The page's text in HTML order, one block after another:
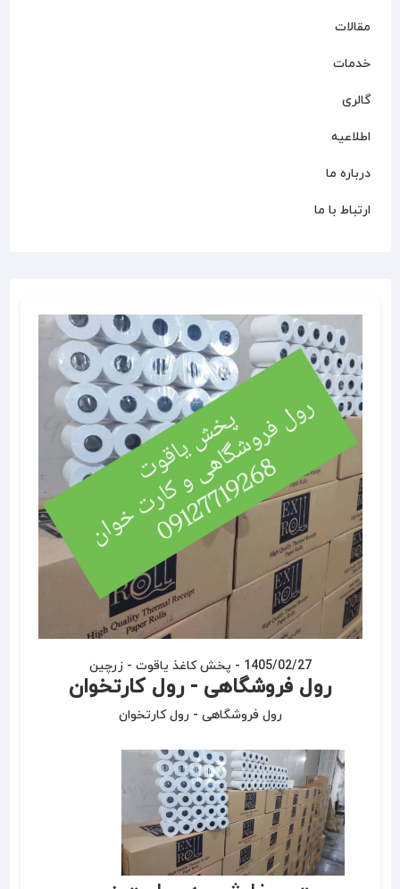
مقالات
خدمات
گالری
اطلاعیه
درباره ما
ارتباط با ما
1405/02/27
- پخش کاغذ یاقوت - زرچین
رول فروشگاهی - رول کارتخوان
رول فروشگاهی - رول کارتخوان